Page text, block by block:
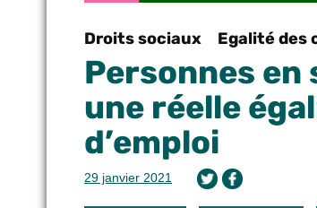
Droits sociaux Egalité des
Personnes
une réelle
d’emploi
29 janvier 2021